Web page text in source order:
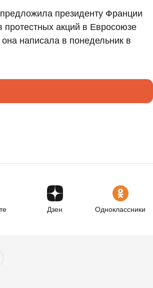
президенту Франции
акций в Евросоюзе
написала в понедельник в
Дзен Одноклассники